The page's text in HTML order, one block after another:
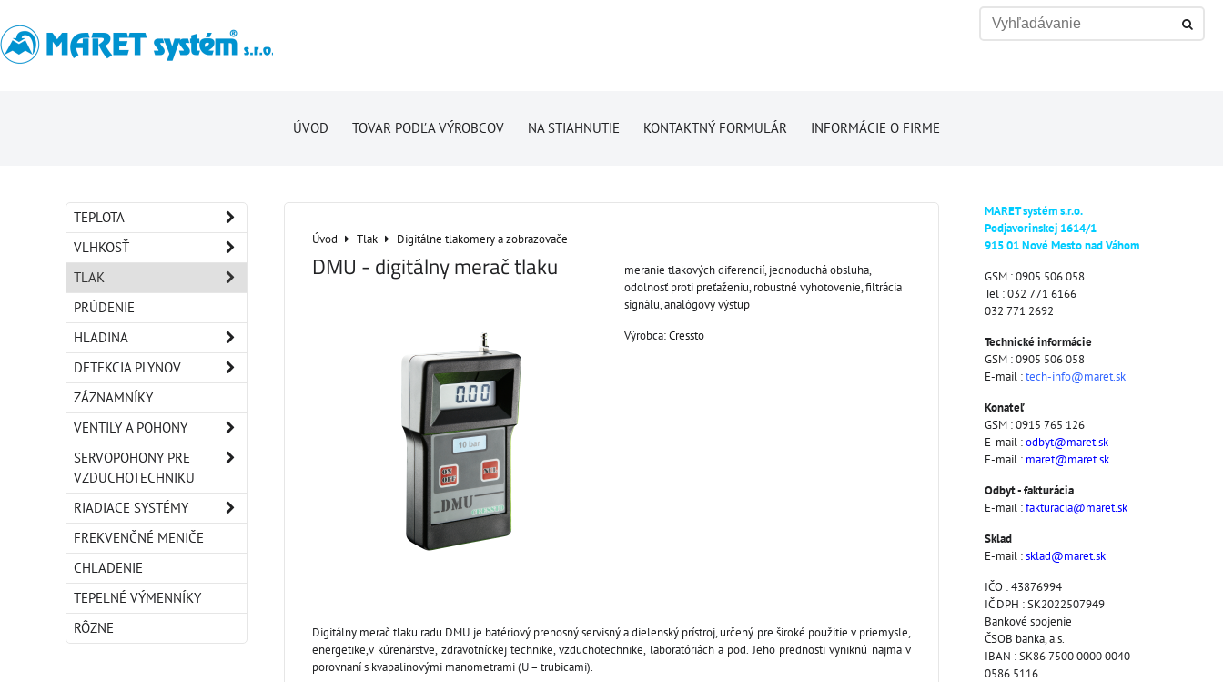
ÚVOD TOVAR PODĽA VÝROBCOV NA STIAHNUTIE KONTAKTNÝ FORMULÁR INFORMÁCIE O FIRME
Úvod Tlak Digitálne tlakomery a zobrazovače
DMU - digitálny merač tlaku
meranie tlakových diferencií, jednoduchá obsluha,
odolnosť proti preťaženiu, robustné vyhotovenie, filtrácia
signálu, analógový výstup
Výrobca:Cressto
Digitálny merač tlaku radu DMU je batériový prenosný servisný a dielenský prístroj, určený pre široké použitie v priemysle,
energetike,v kúrenárstve, zdravotníckej technike, vzduchotechnike, laboratóriách a pod. Jeho prednosti vyniknú najmä v
porovnaní s kvapalinovými manometrami (U – trubicami).
TEPLOTA
VLHKOSŤ
TLAK
PRÚDENIE
HLADINA
DETEKCIA PLYNOV
ZÁZNAMNÍKY
VENTILY A POHONY
SERVOPOHONY PRE
VZDUCHOTECHNIKU
RIADIACE SYSTÉMY
FREKVENČNÉ MENIČE
CHLADENIE
TEPELNÉ VÝMENNÍKY
RÔZNE
MARET systém s.r.o.
Podjavorinskej 1614/1
915 01 Nové Mesto nad Váhom
GSM : 0905 506 058
Tel : 032 771 6166
032 771 2692
Technické informácie
GSM : 0905 506 058
E-mail :tech-info@maret.sk
Konateľ
GSM : 0915 765 126
E-mail :odbyt@maret.sk
E-mail : maret@maret.sk
Odbyt - fakturácia
E-mail :fakturacia@maret.sk
Sklad
E-mail :sklad@maret.sk
IČO : 43876994
IČ DPH : SK2022507949
Bankové spojenie
ČSOB banka, a.s.
IBAN : SK86 7500 0000 0040
0586 5116